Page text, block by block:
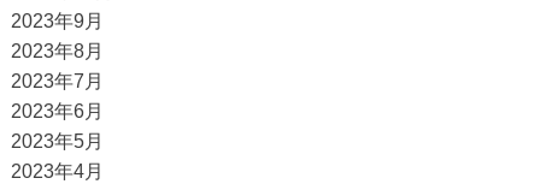
2023年9月
2023年8月
2023年7月
2023年6月
2023年5月
2023年4月